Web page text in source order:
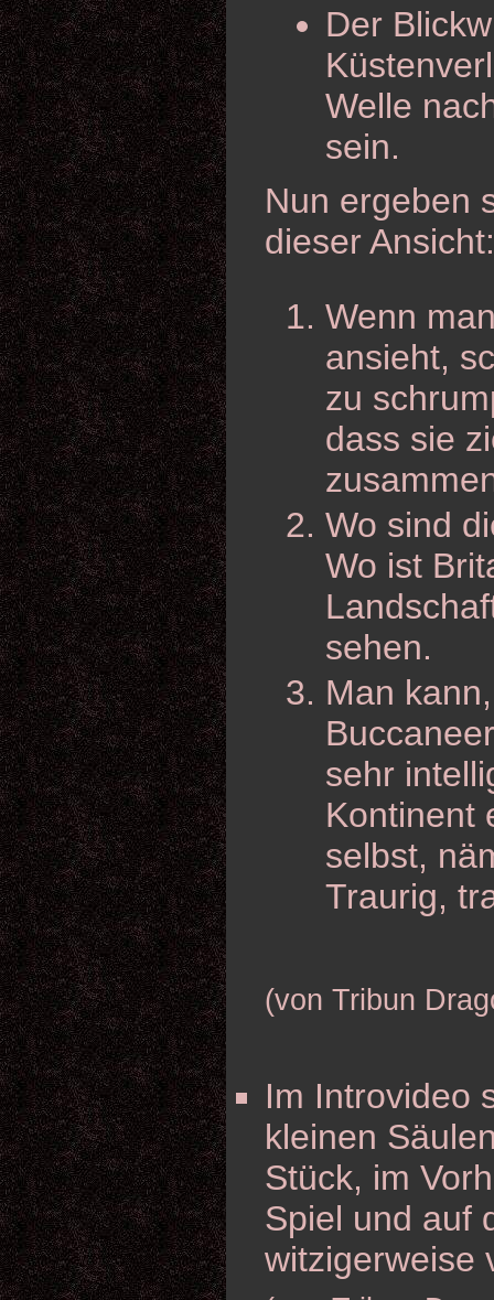
Der
Welle
sein.
Nun ergeben
dieser Ansicht:
Wenn
ansieht,
zu
dass sie
Wo sind
Wo ist
sehen.
Man
sehr
Kontinent
selbst,
Traurig,
(von Tribun
Im Introvideo
kleinen
Stück, im
Spiel und auf
witzigerweise